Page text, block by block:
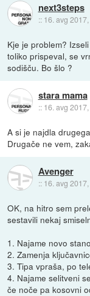
next3steps
:: 16. avg
Kje je problem?
toliko prispeval, se
sodišču. Bo šlo ?
stara mama
:: 16. avg
A si je najdla
Drugače ne vem,
Avenger
:: 16. avg
OK, na hitro sem
sestavili nekaj
1. Najame novo
2. Zamenja
3. Tipa vpraša, po
4. Najame selitveni
če noče pa kosovni